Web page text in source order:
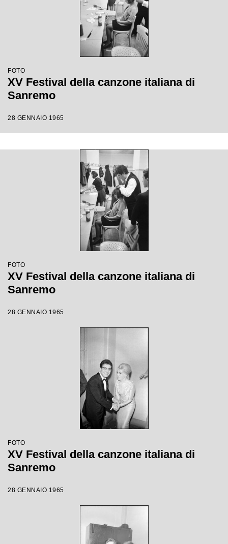
FOTO
XV Festival della canzone italiana di
Sanremo
28 GENNAIO 1965
FOTO
XV Festival della canzone italiana di
Sanremo
28 GENNAIO 1965
FOTO
XV Festival della canzone italiana di
Sanremo
28 GENNAIO 1965